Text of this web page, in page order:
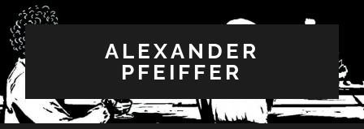
ALEXANDER
PFEIFFER